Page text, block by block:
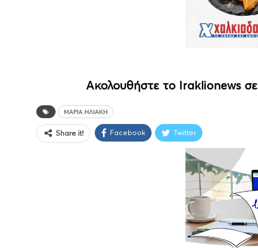
Ακολουθήστε το Iraklionews σε
ΜΑΡΊΑ ΗΛΙΆΚΗ
Share it! Facebook Twitter